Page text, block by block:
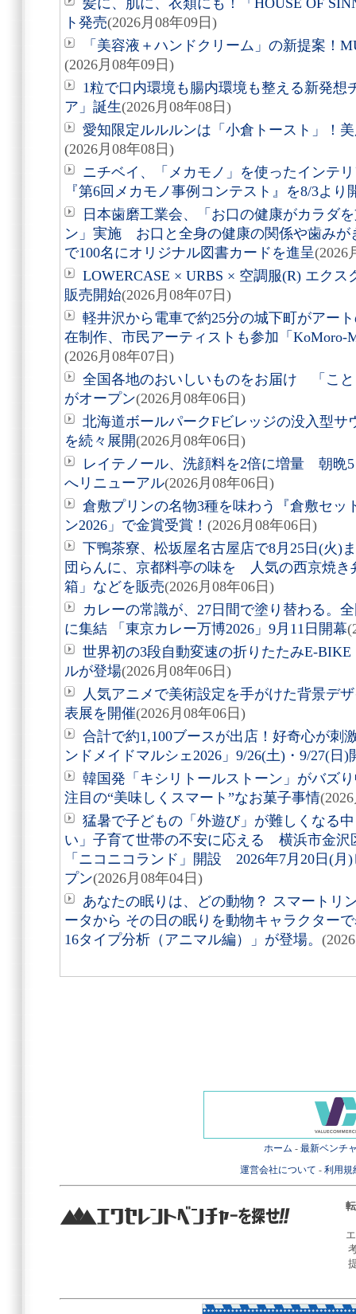
髪に、肌に、衣類にも！「HOUSE OF
ト発売(2026月08年09日)
「美容液＋ハンドクリーム」の新提案！
(2026月08年09日)
1粒で口内環境も腸内環境も整える新発想
ア」誕生(2026月08年08日)
愛知限定ルルルンは「小倉トースト」！
(2026月08年08日)
ニチベイ、「メカモノ」を使ったインテ
『第6回メカモノ事例コンテスト』を8/3より
日本歯磨工業会、「お口の健康がカラダ
ン」実施 お口と全身の健康の関係や歯みが
で100名にオリジナル図書カードを進呈(2026
LOWERCASE × URBS × 空調服(R) エク
販売開始(2026月08年07日)
軽井沢から電車で約25分の城下町がアー
在制作、市民アーティストも参加「KoMoro-
(2026月08年07日)
全国各地のおいしいものをお届け 「こ
がオープン(2026月08年06日)
北海道ボールパークFビレッジの没入型サ
を続々展開(2026月08年06日)
レイテノール、洗顔料を2倍に増量 朝晩
へリニューアル(2026月08年06日)
倉敷プリンの名物3種を味わう『倉敷セッ
ン2026」で金賞受賞！ (2026月08年06日)
下鴨茶寮、松坂屋名古屋店で8月25日(火)
団らんに、京都料亭の味を 人気の西京焼き
箱」などを販売(2026月08年06日)
カレーの常識が、27日間で塗り替わる。
に集結 「東京カレー万博2026」9月11日開幕
世界初の3段自動変速の折りたたみE-
ルが登場(2026月08年06日)
人気アニメで美術設定を手がけた背景デ
表展を開催(2026月08年06日)
合計で約1,100ブースが出店！好奇心が
ンドメイドマルシェ2026」9/26(土)・9/27(日)
韓国発「キシリトールストーン」がバズ
注目の“美味しくスマート”なお菓子事情
猛暑で子どもの「外遊び」が難しくなる
い」子育て世帯の不安に応える 横浜市金沢
「ニコニコランド」開設 2026年7月20日(
プン(2026月08年04日)
あなたの眠りは、どの動物？ スマートリ
ータから その日の眠りを動物キャラクター
16タイプ分析（アニマル編）」が登場。
ホーム - 最新ベンチ
運営会社について - 利用規